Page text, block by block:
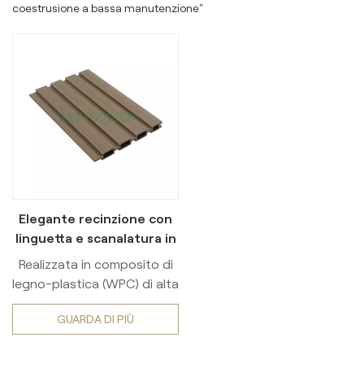
coestrusione a bassa manutenzione"
Elegante recinzione con
linguetta e scanalatura in
WPC
Realizzata in composito di
legno-plastica (WPC) di alta
qualità, questa recinzione
per la privacy coestrusa è
GUARDA DI PIÙ